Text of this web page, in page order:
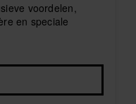
voordelen,
en speciale